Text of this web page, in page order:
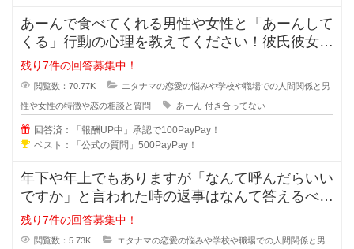
あーんで食べてくれる男性や女性と「あーんして
くる」行動の心理を教えてください！彼氏彼女で
はなく付き合っていないのに、あー
残り7件の回答募集中！
閲覧数：70.77K エタナマの恋愛の悩みや学校や職場での人間関係と男
性や女性の特徴や恋の相談と質問 あーん 付き合ってない
回答済：「報酬UP中」承認で100PayPay！
ベスト：「公式の質問」500PayPay！
年下や年上でもありますが「なんて呼んだらいい
ですか」と言われた時の返事はなんて答えるべき
でしょうか？「苗字+さん」付け？
残り7件の回答募集中！
閲覧数：5.73K エタナマの恋愛の悩みや学校や職場での人間関係と男